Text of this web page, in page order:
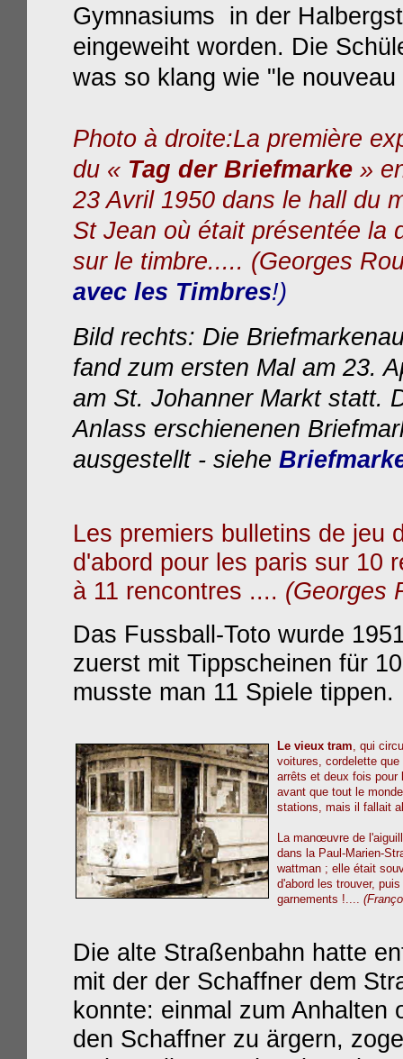
Gymnasiums in der
eingeweiht worden. Die
was so klang wie "le
Photo à droite:La première
du « Tag der Briefmarke»
23 Avril 1950 dans le hall du
St Jean où était présentée la
sur le timbre..... (Georges
avec les Timbres!)
Bild rechts: Die
fand zum ersten Mal am 23.
am St. Johanner Markt statt.
Anlass erschienenen
ausgestellt - siehe
Les premiers bulletins de jeu
d'abord pour les paris sur 10
à 11 rencontres .... (Georges
Das Fussball-Toto wurde
zuerst mit Tippscheinen für
musste man 11 Spiele tippen.
Le vieux tram, qui
voitures, cordelette
arrêts et deux fois pour
avant que tout le
stations, mais il fallait
La manœuvre de
dans la Paul-Marien-
wattman ; elle était
d'abord les trouver,
garnements !....
Die alte Straßenbahn hatte
mit der der Schaffner dem
konnte: einmal zum Anhalten
den Schaffner zu ärgern,